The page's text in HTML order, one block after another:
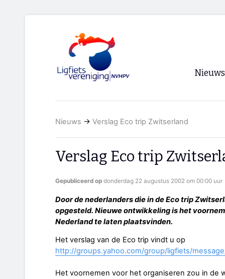
Nieuws
Nieuws → Verslag Eco trip Zwitserland
Verslag Eco trip
Gepubliceerd op donderdag 22 augustus 2002 om 00:00 uur
Door de nederlanders die in de Eco trip
opgesteld. Nieuwe ontwikkeling is het
Nederland te laten plaatsvinden.
Het verslag van de Eco trip vindt u op
http://groups.yahoo.com/group/ligfiets/
Het voornemen voor het organiseren zou in de